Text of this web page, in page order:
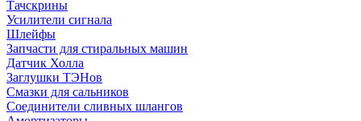
Тачскрины
Усилители сигнала
Шлейфы
Запчасти для стиральных машин
Датчик Холла
Заглушки ТЭНов
Смазки для сальников
Соединители сливных шлангов